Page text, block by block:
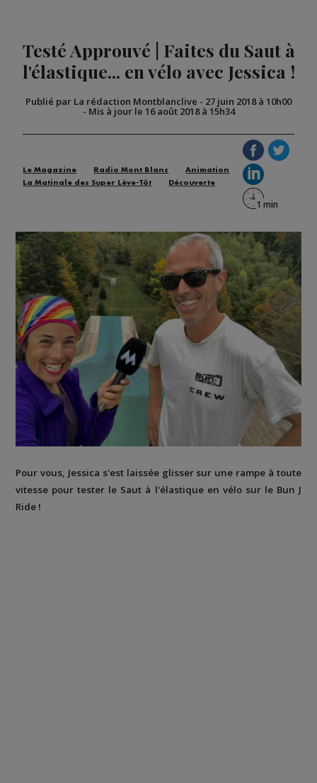
Testé Approuvé | Faites du Saut à
l'élastique... en vélo avec Jessica !
Publié par La rédaction Montblanclive - 27 juin 2018 à 10h00
- Mis à jour le 16 août 2018 à 15h34
Le Magazine Radio Mont Blanc
Animation
La Matinale des Super Lève-Tôt
Découverte
Pour vous, Jessica s'est laissée glisser sur une rampe à toute
vitesse pour tester le Saut à l'élastique en vélo sur le Bun J
Ride !